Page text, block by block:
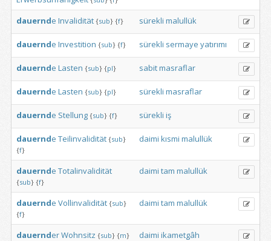
dauernde Invalidität {sub} {f} sürekli malullük
dauernde Investition {sub} {f} sürekli sermaye yatırımı
dauernde Lasten {sub} {pl} sabitmasraflar
dauernde Lasten {sub} {pl} sürekli masraflar
dauernde Stellung {sub} {f} sürekli iş
dauernde Teilinvalidität {sub}
{f}
daimi kısmi malullük
dauernde Totalinvalidität
{sub} {f}
daimi tam malullük
dauernde Vollinvalidität {sub}
{f}
daimi tam malullük
dauernderWohnsitz {sub} {m} daimi ikametgâh